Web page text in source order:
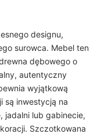
designu,
surowca. Mebel ten
dębowego o
autentyczny
wyjątkową
są inwestycją na
jadalni lub gabinecie,
Szczotkowana